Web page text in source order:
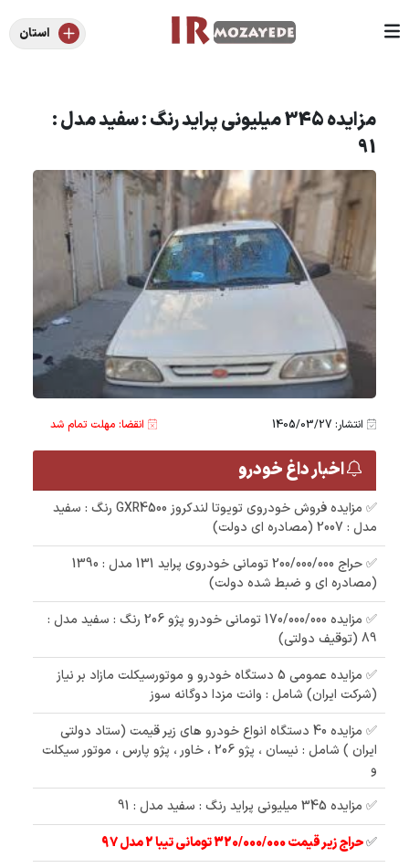
استان
مزایده 345 میلیونی پراید رنگ : سفید مدل :
91
انتشار: 1405/03/27 انقضا: مهلت تمام شد
اخبار داغ خودرو
✅ مزایده فروش خودروی تویوتا لندکروز GXR4500 رنگ : سفید
مدل : 2007 (مصادره ای دولت)
✅ حراج 200/000/000 تومانی خودروی پراید 131 مدل : 1390
(مصادره ای و ضبط شده دولت)
✅ مزایده 170/000/000 تومانی خودرو پژو 206 رنگ : سفید مدل :
89 (توقیف دولتی)
✅ مزایده عمومی 5 دستگاه خودرو و موتورسیکلت مازاد بر نیاز
(شرکت ایران) شامل : وانت مزدا دوگانه سوز
✅ مزایده 40 دستگاه انواع خودرو های زیر قیمت (ستاد دولتی
ایران ) شامل : نیسان ، پژو 206 ، خاور ، پژو پارس ، موتور سیکلت
و
✅ مزایده 345 میلیونی پراید رنگ : سفید مدل : 91
✅حراج زیر قیمت 320/000/000 تومانی تیبا 2 مدل 97